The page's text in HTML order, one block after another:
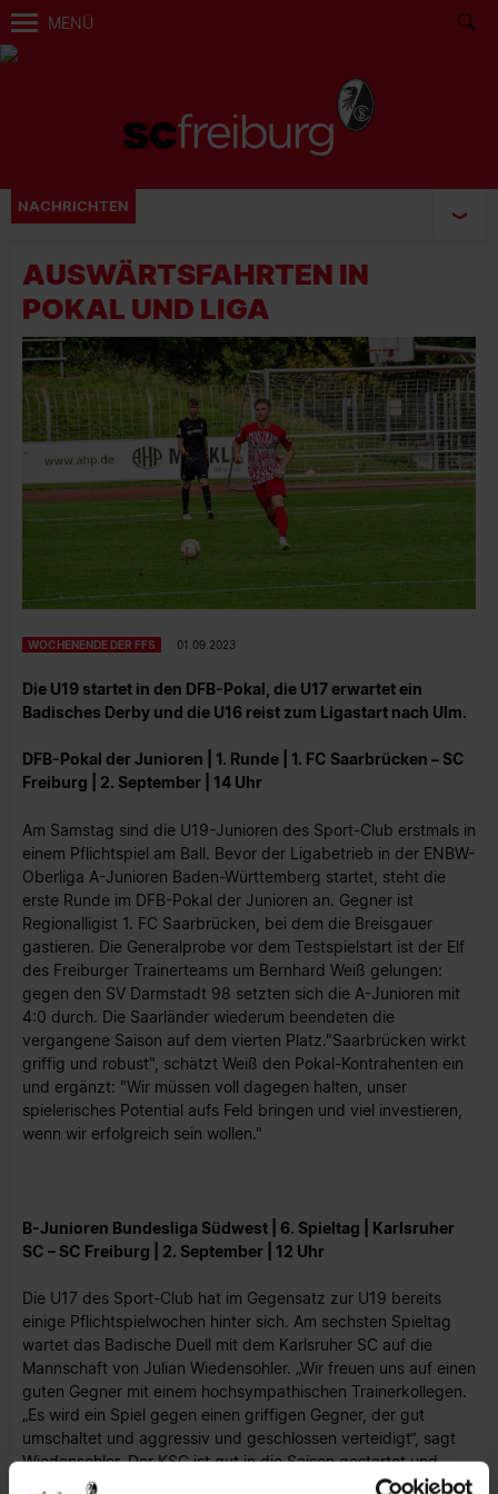
MENÜ
NACHRICHTEN
AUSWÄRTSFAHRTEN IN
POKAL UND LIGA
WOCHENENDE DER FFS 01.09.2023
Die U19 startet in den DFB-Pokal, die U17 erwartet ein
Badisches Derby und die U16 reist zum Ligastart nach Ulm.
DFB-Pokal der Junioren | 1. Runde | 1. FC Saarbrücken – SC
Freiburg | 2. September | 14 Uhr
Am Samstag sind die U19-Junioren des Sport-Club erstmals in
einem Pflichtspiel am Ball. Bevor der Ligabetrieb in der ENBW-
Oberliga A-Junioren Baden-Württemberg startet, steht die
erste Runde im DFB-Pokal der Junioren an. Gegner ist
Regionalligist 1. FC Saarbrücken, bei dem die Breisgauer
gastieren. Die Generalprobe vor dem Testspielstart ist der Elf
des Freiburger Trainerteams um Bernhard Weiß gelungen:
gegen den SV Darmstadt 98 setzten sich die A-Junioren mit
4:0 durch. Die Saarländer wiederum beendeten die
vergangene Saison auf dem vierten Platz."Saarbrücken wirkt
griffig und robust", schätzt Weiß den Pokal-Kontrahenten ein
und ergänzt: "Wir müssen voll dagegen halten, unser
spielerisches Potential aufs Feld bringen und viel investieren,
wenn wir erfolgreich sein wollen."
B-Junioren Bundesliga Südwest | 6. Spieltag | Karlsruher
SC – SC Freiburg | 2. September | 12 Uhr
Die U17 des Sport-Club hat im Gegensatz zur U19 bereits
einige Pflichtspielwochen hinter sich. Am sechsten Spieltag
wartet das Badische Duell mit dem Karlsruher SC auf die
Mannschaft von Julian Wiedensohler. „Wir freuen uns auf einen
guten Gegner mit einem hochsympathischen Trainerkollegen.
„Es wird ein Spiel gegen einen griffigen Gegner, der gut
umschaltet und aggressiv und geschlossen verteidigt“, sagt
Wiedensohler. Der KSC ist gut in die Saison gestartet und
steht wie der Sport-Club nach fünf Spielen bei acht Punkten.